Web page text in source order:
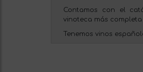
Contamos con el
vinoteca más completa
Tenemos vinos